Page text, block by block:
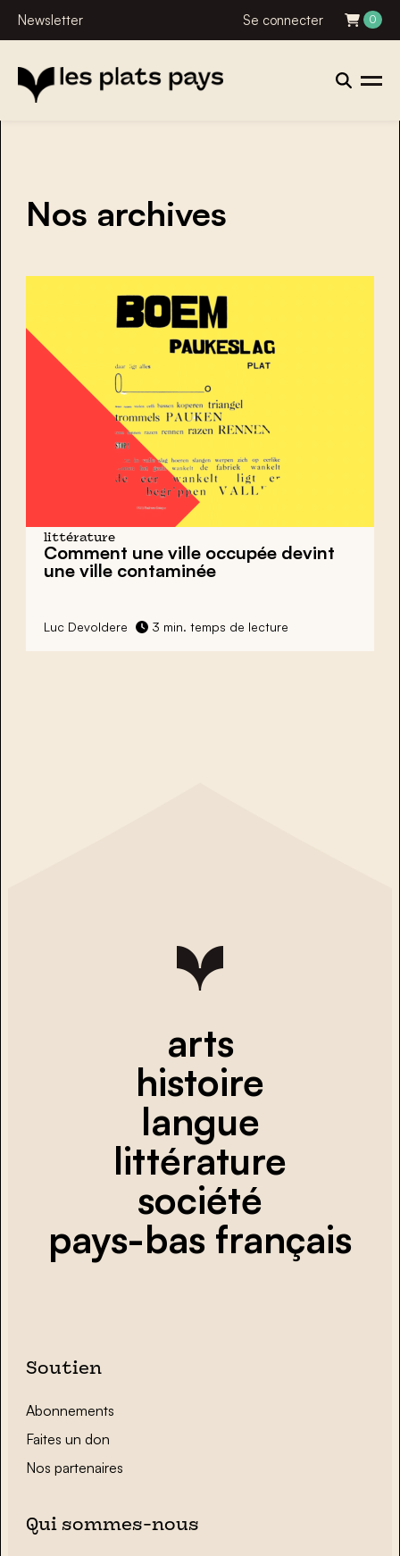
Newsletter Se connecter 0
Nos archives
littérature
Comment une ville occupée devint
une ville contaminée
Luc Devoldere 3 min. temps de lecture
arts
histoire
langue
littérature
société
pays-bas français
Soutien
Abonnements
Faites un don
Nos partenaires
Qui sommes-nous